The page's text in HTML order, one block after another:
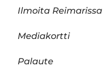
Ilmoita Reimarissa
Mediakortti
Palaute